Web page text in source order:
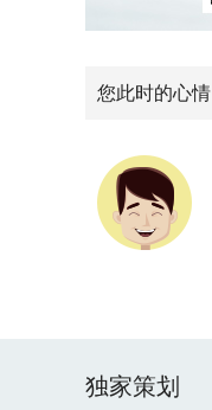
您此时的心情
独家策划